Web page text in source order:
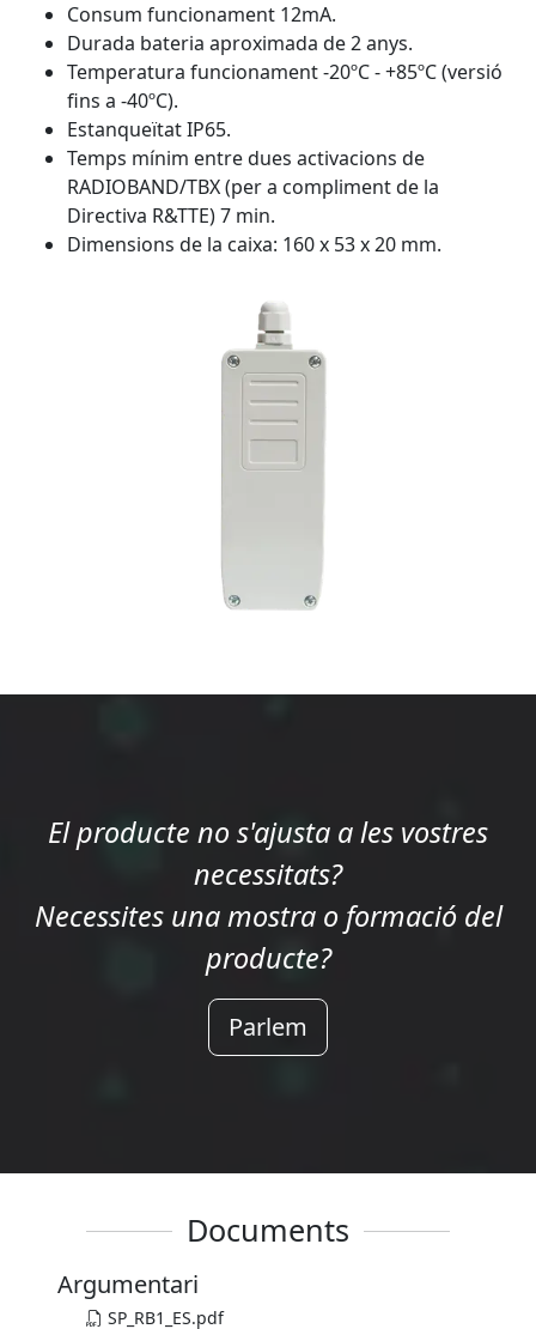
Consum funcionament 12mA.
Durada bateria aproximada de 2 anys.
Temperatura funcionament -20ºC - +85ºC (versió
fins a -40ºC).
Estanqueïtat IP65.
Temps mínim entre dues activacions de
RADIOBAND/TBX (per a compliment de la
Directiva R&TTE) 7 min.
Dimensions de la caixa: 160 x 53 x 20 mm.
El producte no s'ajusta a les vostres
necessitats?
Necessites una mostra o formació del
producte?
Parlem
Documents
Argumentari
SP_RB1_ES.pdf